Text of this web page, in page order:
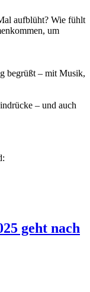
aufblüht? Wie fühlt
um
begrüßt – mit Musik,
– und auch
geht nach